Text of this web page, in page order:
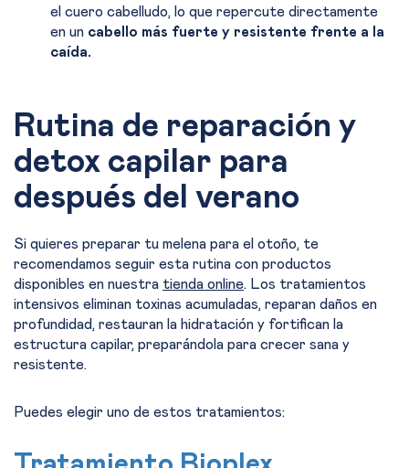
el cuero cabelludo, lo que repercute directamente
en un cabello más fuerte y resistente frente a la
caída.
Rutina de reparación y
detox capilar para
después del verano
Si quieres preparar tu melena para el otoño, te
recomendamos seguir esta rutina con productos
disponibles en nuestra tienda online. Los tratamientos
intensivos eliminan toxinas acumuladas, reparan daños en
profundidad, restauran la hidratación y fortifican la
estructura capilar, preparándola para crecer sana y
resistente.
Puedes elegir uno de estos tratamientos: